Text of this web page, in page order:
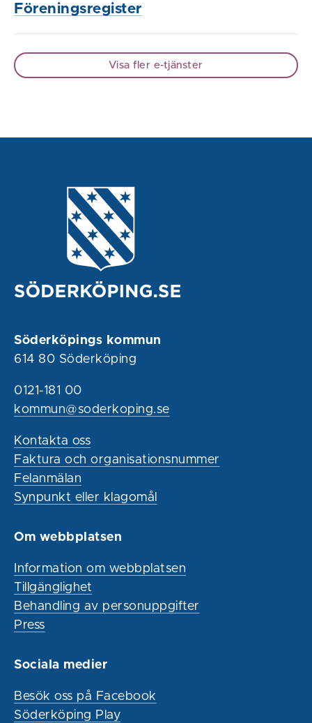
Föreningsregister
Visa fler e-tjänster
Söderköpings kommun
614 80 Söderköping
0121-181 00
kommun@soderkoping.se
Kontakta oss
Faktura och organisationsnummer
Felanmälan
Synpunkt eller klagomål
Om webbplatsen
Information om webbplatsen
Tillgänglighet
Behandling av personuppgifter
Press
Sociala medier
Besök oss på Facebook
Söderköping Play